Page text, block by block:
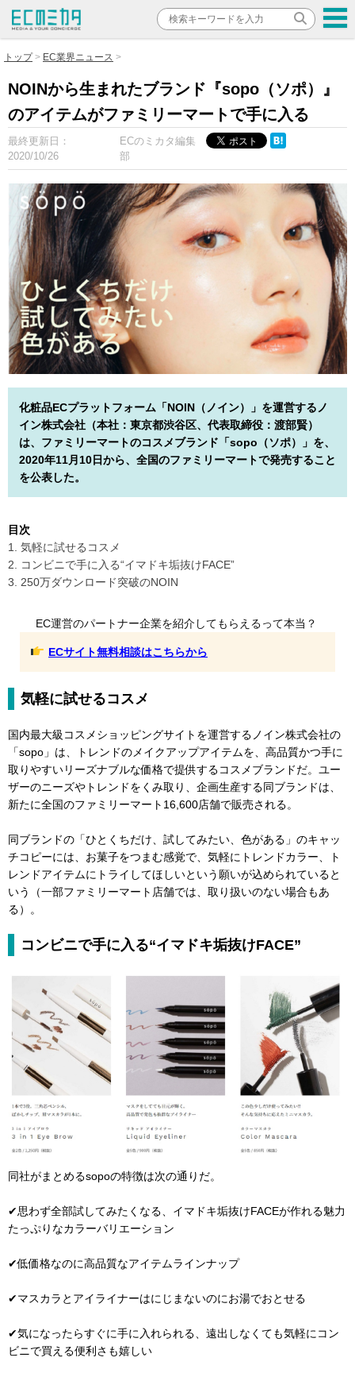
トップ EC業界ニュース
NOINから生まれたブランド『sopo（ソポ）』
のアイテムがファミリーマートで手に入る
最終更新日：
2020/10/26
ECのミカタ編集
部
化粧品ECプラットフォーム「NOIN（ノイン）」を運営するノ
イン株式会社（本社：東京都渋谷区、代表取締役：渡部賢）
は、ファミリーマートのコスメブランド「sopo（ソポ）」を、
2020年11月10日から、全国のファミリーマートで発売すること
を公表した。
目次
1. 気軽に試せるコスメ
2. コンビニで手に入る“イマドキ垢抜けFACE”
3. 250万ダウンロード突破のNOIN
EC運営のパートナー企業を紹介してもらえるって本当？
ECサイト無料相談はこちらから
気軽に試せるコスメ
国内最大級コスメショッピングサイトを運営するノイン株式会社の
「sopo」は、トレンドのメイクアップアイテムを、高品質かつ手に
取りやすいリーズナブルな価格で提供するコスメブランドだ。ユー
ザーのニーズやトレンドをくみ取り、企画生産する同ブランドは、
新たに全国のファミリーマート16,600店舗で販売される。
同ブランドの「ひとくちだけ、試してみたい、色がある」のキャッ
チコピーには、お菓子をつまむ感覚で、気軽にトレンドカラー、ト
レンドアイテムにトライしてほしいという願いが込められていると
いう（一部ファミリーマート店舗では、取り扱いのない場合もあ
る）。
コンビニで手に入る“イマドキ垢抜けFACE”
同社がまとめるsopoの特徴は次の通りだ。
✔思わず全部試してみたくなる、イマドキ垢抜けFACEが作れる魅力
たっぷりなカラーバリエーション
✔低価格なのに高品質なアイテムラインナップ
✔マスカラとアイライナーはにじまないのにお湯でおとせる
✔気になったらすぐに手に入れられる、遠出しなくても気軽にコン
ビニで買える便利さも嬉しい